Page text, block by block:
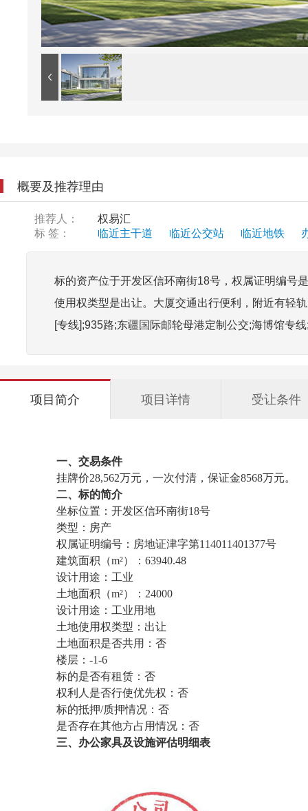
概要及推荐理由
推荐人：
权易汇
标 签：
临近主干道 临近公交站 临近地铁
标的资产位于开发区信环南街18号，权属证明编号
使用权类型是出让。大厦交通出行便利，附近有轻
[专线];935路;东疆国际邮轮母港定制公交;海博馆专
项目简介 项目详情 受让条件
一、交易条件
挂牌价28,562万元，一次付清，保证金8568万元。
二、标的简介
坐标位置：开发区信环南街18号
类型：房产
权属证明编号：房地证津字第114011401377号
建筑面积（m²）：63940.48
设计用途：工业
土地面积（m²）：24000
设计用途：工业用地
土地使用权类型：出让
土地面积是否共用：否
楼层：-1-6
标的是否有租赁：否
权利人是否行使优先权：否
标的抵押/质押情况：否
是否存在其他方占用情况：否
三、办公家具及设施评估明细表